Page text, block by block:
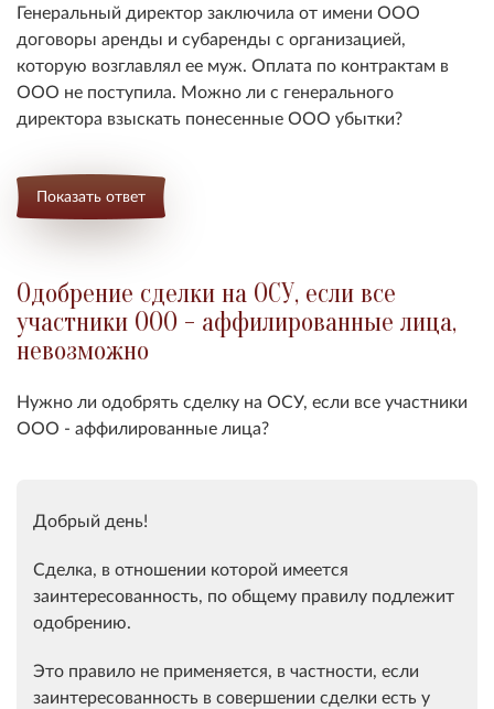
Генеральный директор заключила от имени ООО
договоры аренды и субаренды с организацией,
которую возглавлял ее муж. Оплата по контрактам в
ООО не поступила. Можно ли с генерального
директора взыскать понесенные ООО убытки?
Показать ответ
Одобрение сделки на ОСУ, если все
участники ООО - аффилированные лица,
невозможно
Нужно ли одобрять сделку на ОСУ, если все участники
ООО - аффилированные лица?
Добрый день!
Сделка, в отношении которой имеется
заинтересованность, по общему правилу подлежит
одобрению.
Это правило не применяется, в частности, если
заинтересованность в совершении сделки есть у